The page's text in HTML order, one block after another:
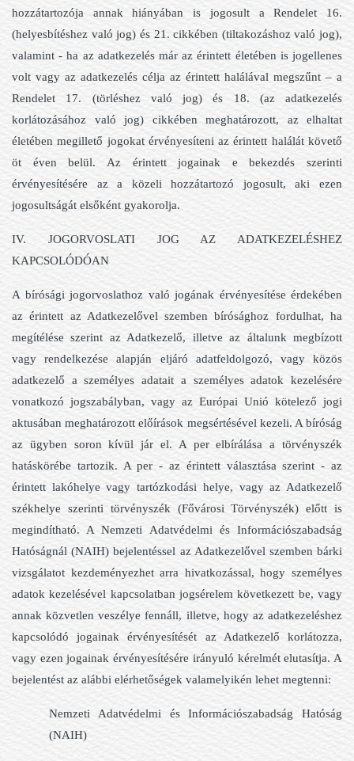
hozzátartozója annak hiányában is jogosult a Rendelet 16.
(helyesbítéshez való jog) és 21. cikkében (tiltakozáshoz való jog),
valamint - ha az adatkezelés már az érintett életében is jogellenes
volt vagy az adatkezelés célja az érintett halálával megszűnt – a
Rendelet 17. (törléshez való jog) és 18. (az adatkezelés
korlátozásához való jog) cikkében meghatározott, az elhaltat
életében megillető jogokat érvényesíteni az érintett halálát követő
öt éven belül. Az érintett jogainak e bekezdés szerinti
érvényesítésére az a közeli hozzátartozó jogosult, aki ezen
jogosultságát elsőként gyakorolja.
IV. JOGORVOSLATI JOG AZ ADATKEZELÉSHEZ
KAPCSOLÓDÓAN
A bírósági jogorvoslathoz való jogának érvényesítése érdekében
az érintett az Adatkezelővel szemben bírósághoz fordulhat, ha
megítélése szerint az Adatkezelő, illetve az általunk megbízott
vagy rendelkezése alapján eljáró adatfeldolgozó, vagy közös
adatkezelő a személyes adatait a személyes adatok kezelésére
vonatkozó jogszabályban, vagy az Európai Unió kötelező jogi
aktusában meghatározott előírások megsértésével kezeli. A bíróság
az ügyben soron kívül jár el. A per elbírálása a törvényszék
hatáskörébe tartozik. A per - az érintett választása szerint - az
érintett lakóhelye vagy tartózkodási helye, vagy az Adatkezelő
székhelye szerinti törvényszék (Fővárosi Törvényszék) előtt is
megindítható. A Nemzeti Adatvédelmi és Információszabadság
Hatóságnál (NAIH) bejelentéssel az Adatkezelővel szemben bárki
vizsgálatot kezdeményezhet arra hivatkozással, hogy személyes
adatok kezelésével kapcsolatban jogsérelem következett be, vagy
annak közvetlen veszélye fennáll, illetve, hogy az adatkezeléshez
kapcsolódó jogainak érvényesítését az Adatkezelő korlátozza,
vagy ezen jogainak érvényesítésére irányuló kérelmét elutasítja. A
bejelentést az alábbi elérhetőségek valamelyikén lehet megtenni:
Nemzeti Adatvédelmi és Információszabadság Hatóság
(NAIH)